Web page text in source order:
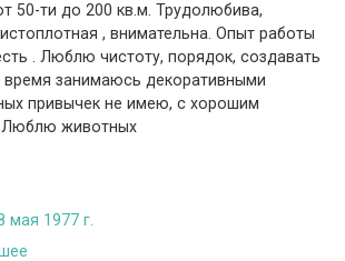
50-ти до 200 кв.м. Трудолюбива,
, внимательна. Опыт работы
. Люблю чистоту, порядок, создавать
занимаюсь декоративными
привычек не имею, с хорошим
животных
мая 1977 г.